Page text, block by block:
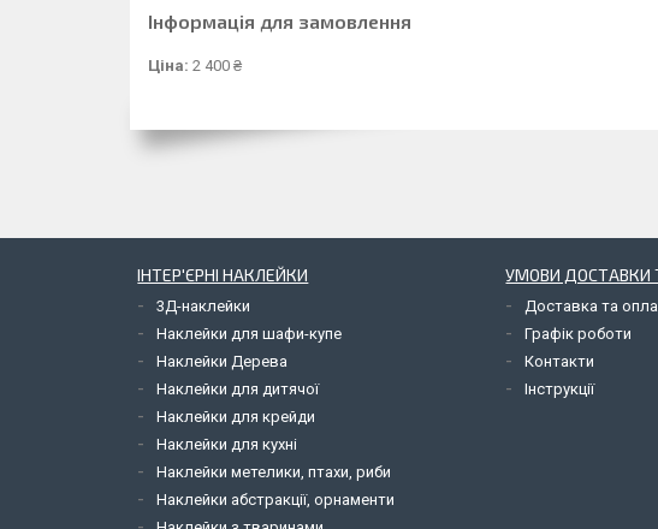
Інформація для замовлення
Ціна: 2 400 ₴
ІНТЕР'ЄРНІ НАКЛЕЙКИ
3Д-наклейки
Наклейки для шафи-купе
Наклейки Дерева
Наклейки для дитячої
Наклейки для крейди
Наклейки для кухні
Наклейки метелики, птахи, риби
Наклейки абстракції, орнаменти
УМОВИ ДОСТАВКИ
Доставка та
Графік роботи
Контакти
Інструкції